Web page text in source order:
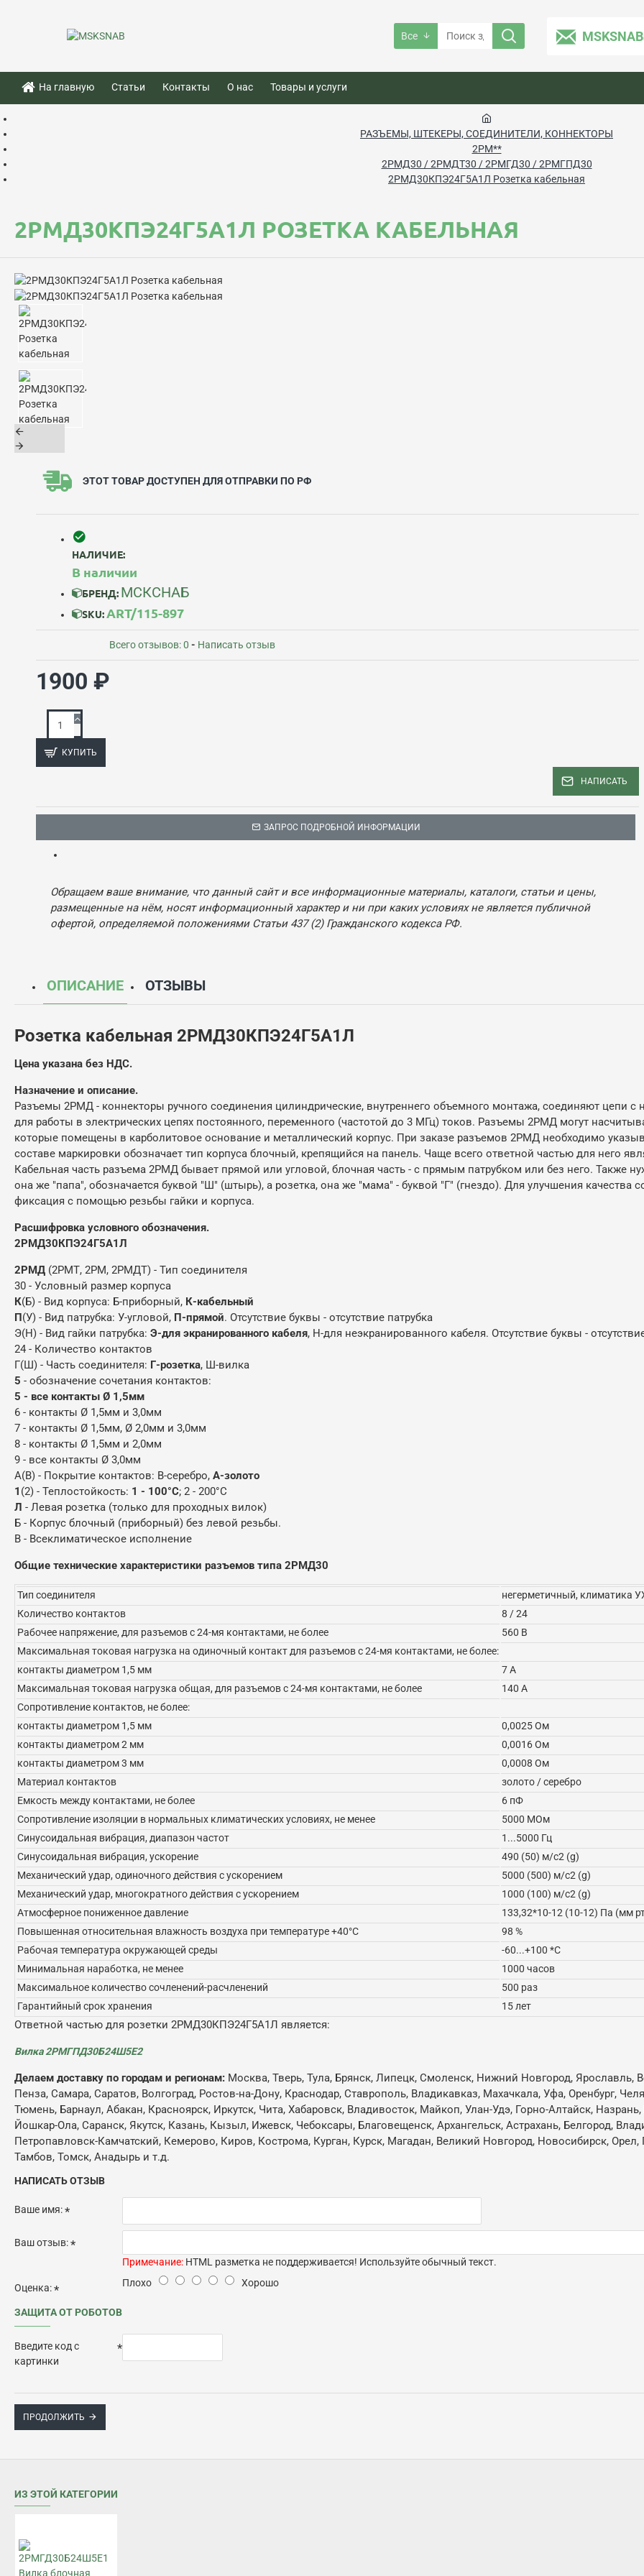
Все
На главную Статьи Контакты О нас Товары и услуги
РАЗЪЕМЫ, ШТЕКЕРЫ, СОЕДИНИТЕЛИ, КОННЕКТОРЫ
2РМ**
2РМД30 / 2РМДТ30 / 2РМГД30 / 2РМГПД30
2РМД30КПЭ24Г5А1Л Розетка кабельная
2РМД30КПЭ24Г5А1Л РОЗЕТКА КАБЕЛЬНАЯ
ЭТОТ ТОВАР ДОСТУПЕН ДЛЯ ОТПРАВКИ ПО РФ
НАЛИЧИЕ:
В наличии
БРЕНД: МСКСНАБ
SKU: ART/115-897
Всего отзывов: 0 - Написать отзыв
1900 ₽
КУПИТЬ
НАПИСАТЬ
ЗАПРОС ПОДРОБНОЙ ИНФОРМАЦИИ
Обращаем ваше внимание, что данный сайт и все информационные материалы, каталоги, статьи и цены,
размещенные на нём, носят информационный характер и ни при каких условиях не является публичной
офертой, определяемой положениями Статьи 437 (2) Гражданского кодекса РФ.
ОПИСАНИЕ ОТЗЫВЫ
Розетка кабельная 2РМД30КПЭ24Г5А1Л
Цена указана без НДС.
Назначение и описание.
Разъемы 2РМД - коннекторы ручного соединения цилиндрические, внутреннего объемного монтажа, соединяют цепи
для работы в электрических цепях постоянного, переменного (частотой до 3 МГц) токов. Разъемы 2РМД могут
которые помещены в карболитовое основание и металлический корпус. При заказе разъемов 2РМД необходимо
составе маркировки обозначает тип корпуса блочный, крепящийся на панель. Чаще всего ответной частью для него
Кабельная часть разъема 2РМД бывает прямой или угловой, блочная часть - с прямым патрубком или без него. Также
она же "папа", обозначается буквой "Ш" (штырь), а розетка, она же "мама" - буквой "Г" (гнездо). Для улучшения
фиксация с помощью резьбы гайки и корпуса.
Расшифровка условного обозначения.
2РМД30КПЭ24Г5А1Л
2РМД (2РМТ, 2РМ, 2РМДТ) - Тип соединителя
30 - Условный размер корпуса
К(Б) - Вид корпуса: Б-приборный, К-кабельный
П(У) - Вид патрубка: У-угловой, П-прямой. Отсутствие буквы - отсутствие патрубка
Э(Н) - Вид гайки патрубка: Э-для экранированного кабеля, Н-для неэкранированного кабеля. Отсутствие буквы -
24 - Количество контактов
Г(Ш) - Часть соединителя: Г-розетка, Ш-вилка
5 - обозначение сочетания контактов:
5 - все контакты Ø 1,5мм
6 - контакты Ø 1,5мм и 3,0мм
7 - контакты Ø 1,5мм, Ø 2,0мм и 3,0мм
8 - контакты Ø 1,5мм и 2,0мм
9 - все контакты Ø 3,0мм
А(В) - Покрытие контактов: В-серебро, А-золото
1 (2) - Теплостойкость: 1 - 100°С; 2 - 200°С
Л - Левая розетка (только для проходных вилок)
Б - Корпус блочный (приборный) без левой резьбы.
В - Всеклиматическое исполнение
Общие технические характеристики разъемов типа 2РМД30
Тип соединителя
негерметичный, климатика
Количество контактов
8 / 24
Рабочее напряжение, для разъемов с 24-мя контактами, не более
560 В
Максимальная токовая нагрузка на одиночный контакт для разъемов с 24-мя контактами, не более:
контакты диаметром 1,5 мм
7 А
Максимальная токовая нагрузка общая, для разъемов с 24-мя контактами, не более
140 А
Сопротивление контактов, не более:
контакты диаметром 1,5 мм
0,0025 Ом
контакты диаметром 2 мм
0,0016 Ом
контакты диаметром 3 мм
0,0008 Ом
Материал контактов
золото / серебро
Емкость между контактами, не более
6 пФ
Сопротивление изоляции в нормальных климатических условиях, не менее
5000 МОм
Синусоидальная вибрация, диапазон частот
1...5000 Гц
Синусоидальная вибрация, ускорение
490 (50) м/с2 (g)
Механический удар, одиночного действия с ускорением
5000 (500) м/с2 (g)
Механический удар, многократного действия с ускорением
1000 (100) м/с2 (g)
Атмосферное пониженное давление
133,32*10-12 (10-12) Па (мм
Повышенная относительная влажность воздуха при температуре +40°C
98 %
Рабочая температура окружающей среды
-60...+100 *C
Минимальная наработка, не менее
1000 часов
Максимальное количество сочленений-расчленений
500 раз
Гарантийный срок хранения
15 лет
Ответной частью для розетки 2РМД30КПЭ24Г5А1Л является:
Вилка 2РМГПД30Б24Ш5Е2
Делаем доставку по городам и регионам: Москва, Тверь, Тула, Брянск, Липецк, Смоленск, Нижний Новгород, Ярославль,
Пенза, Самара, Саратов, Волгоград, Ростов-на-Дону, Краснодар, Ставрополь, Владикавказ, Махачкала, Уфа, Оренбург,
Тюмень, Барнаул, Абакан, Красноярск, Иркутск, Чита, Хабаровск, Владивосток, Майкоп, Улан-Удэ, Горно-Алтайск,
Йошкар-Ола, Саранск, Якутск, Казань, Кызыл, Ижевск, Чебоксары, Благовещенск, Архангельск, Астрахань, Белгород,
Петропавловск-Камчатский, Кемерово, Киров, Кострома, Курган, Курск, Магадан, Великий Новгород, Новосибирск,
Тамбов, Томск, Анадырь и т.д.
НАПИСАТЬ ОТЗЫВ
Ваше имя:
Ваш отзыв:
Примечание: HTML разметка не поддерживается! Используйте обычный текст.
Оценка: Плохо Хорошо
ЗАЩИТА ОТ РОБОТОВ
Введите код с
картинки
ПРОДОЛЖИТЬ
ИЗ ЭТОЙ КАТЕГОРИИ